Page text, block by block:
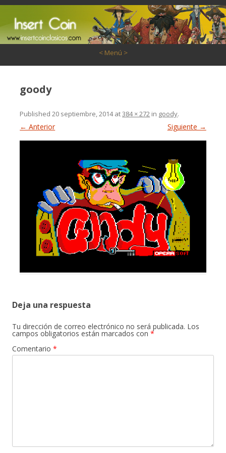
< Menú >
goody
Published20 septiembre, 2014at384 × 272 in goody.
← Anterior Siguiente →
Deja una respuesta
Tu dirección de correo electrónico no será publicada. Los
campos obligatorios están marcados con *
Comentario *